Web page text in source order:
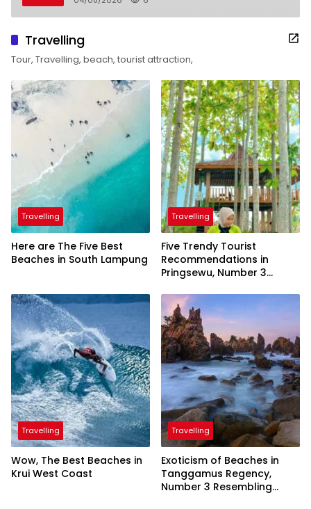
Travelling
Tour, Travelling, beach, tourist attraction,
Travelling
Here are The Five Best
Beaches in South Lampung
Travelling
Five Trendy Tourist
Recommendations in
Pringsewu, Number 3
President
Travelling
Wow, The Best Beaches in
Krui West Coast
Travelling
Exoticism of Beaches in
Tanggamus Regency,
Number 3 Resembling